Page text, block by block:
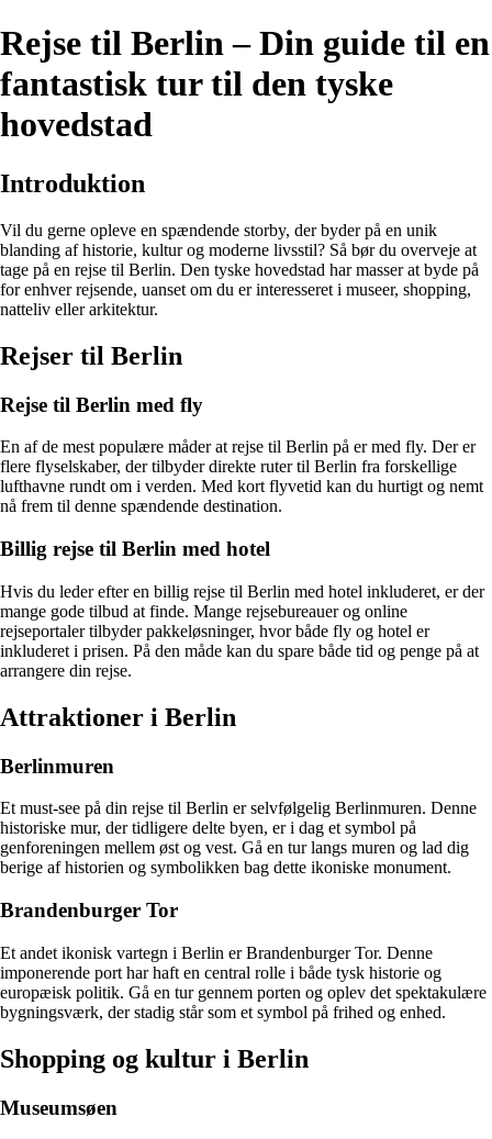
Rejse til Berlin – Din guide til en
fantastisk tur til den tyske
hovedstad
Introduktion
Vil du gerne opleve en spændende storby, der byder på en unik
blanding af historie, kultur og moderne livsstil? Så bør du overveje at
tage på en rejse til Berlin. Den tyske hovedstad har masser at byde på
for enhver rejsende, uanset om du er interesseret i museer, shopping,
natteliv eller arkitektur.
Rejser til Berlin
Rejse til Berlin med fly
En af de mest populære måder at rejse til Berlin på er med fly. Der er
flere flyselskaber, der tilbyder direkte ruter til Berlin fra forskellige
lufthavne rundt om i verden. Med kort flyvetid kan du hurtigt og nemt
nå frem til denne spændende destination.
Billig rejse til Berlin med hotel
Hvis du leder efter en billig rejse til Berlin med hotel inkluderet, er der
mange gode tilbud at finde. Mange rejsebureauer og online
rejseportaler tilbyder pakkeløsninger, hvor både fly og hotel er
inkluderet i prisen. På den måde kan du spare både tid og penge på at
arrangere din rejse.
Attraktioner i Berlin
Berlinmuren
Et must-see på din rejse til Berlin er selvfølgelig Berlinmuren. Denne
historiske mur, der tidligere delte byen, er i dag et symbol på
genforeningen mellem øst og vest. Gå en tur langs muren og lad dig
berige af historien og symbolikken bag dette ikoniske monument.
Brandenburger Tor
Et andet ikonisk vartegn i Berlin er Brandenburger Tor. Denne
imponerende port har haft en central rolle i både tysk historie og
europæisk politik. Gå en tur gennem porten og oplev det spektakulære
bygningsværk, der stadig står som et symbol på frihed og enhed.
Shopping og kultur i Berlin
Museumsøen